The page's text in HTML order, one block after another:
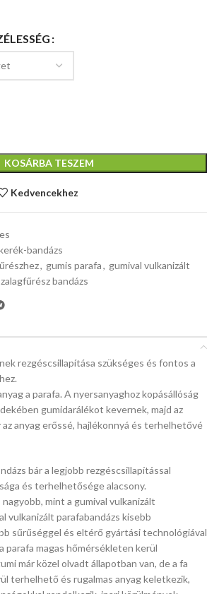
KOSÁRBA TESZEM
Kedvencekhez
bandázs
, gumis parafa, gumival vulkanizált
bandázs
rezgéscsillapítása szükséges és fontos a
a parafa. A nyersanyaghoz kopásállóság
gumidarálékot kevernek, majd az
anyag erőssé, hajlékonnyá és terhelhetővé
bár a legjobb rezgéscsillapítással
és terhelhetősége alacsony.
mint a gumival vulkanizált
vulkanizált parafabandázs kisebb
sűrűséggel és eltérő gyártási technológiával
parafa magas hőmérsékleten kerül
már közel olvadt állapotban van, de a fa
terhelhető és rugalmas anyag keletkezik,